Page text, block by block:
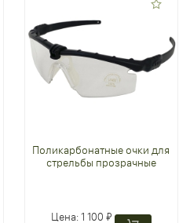
Поликарбонатные очки для
стрельбы прозрачные
Цена:1 100 ₽